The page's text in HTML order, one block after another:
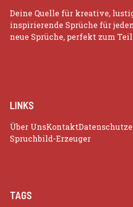
Deine Quelle für kreative,
inspirierende Sprüche für
neue Sprüche, perfekt zum
LINKS
Über UnsKontakt
Spruchbild-Erzeuger
TAGS